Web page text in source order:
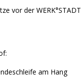
vor der
am Hang